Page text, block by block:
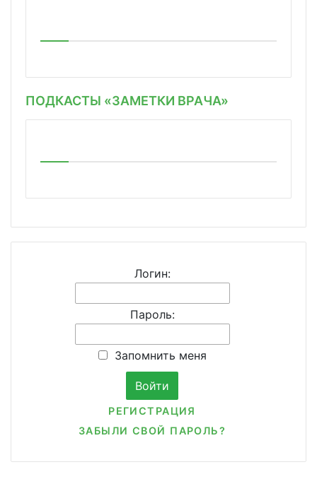
ПОДКАСТЫ «ЗАМЕТКИ ВРАЧА»
Логин:
Пароль:
Запомнить меня
РЕГИСТРАЦИЯ
ЗАБЫЛИ СВОЙ ПАРОЛЬ?